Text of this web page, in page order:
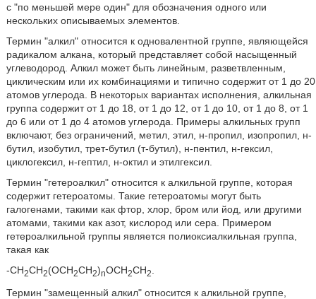
с "по меньшей мере один" для обозначения одного или
нескольких описываемых элементов.
Термин "алкил" относится к одновалентной группе, являющейся
радикалом алкана, который представляет собой насыщенный
углеводород. Алкил может быть линейным, разветвленным,
циклическим или их комбинациями и типично содержит от 1 до 20
атомов углерода. В некоторых вариантах исполнения, алкильная
группа содержит от 1 до 18, от 1 до 12, от 1 до 10, от 1 до 8, от 1
до 6 или от 1 до 4 атомов углерода. Примеры алкильных групп
включают, без ограничений, метил, этил, н-пропил, изопропил, н-
бутил, изобутил, трет-бутил (т-бутил), н-пентил, н-гексил,
циклогексил, н-гептил, н-октил и этилгексил.
Термин "гетероалкил" относится к алкильной группе, которая
содержит гетероатомы. Такие гетероатомы могут быть
галогенами, такими как фтор, хлор, бром или йод, или другими
атомами, такими как азот, кислород или сера. Примером
гетероалкильной группы является полиоксиалкильная группа,
такая как
-СН2СН2(ОСН2СН2)nОСН2СН2
Термин "замещенный алкил" относится к алкильной группе,